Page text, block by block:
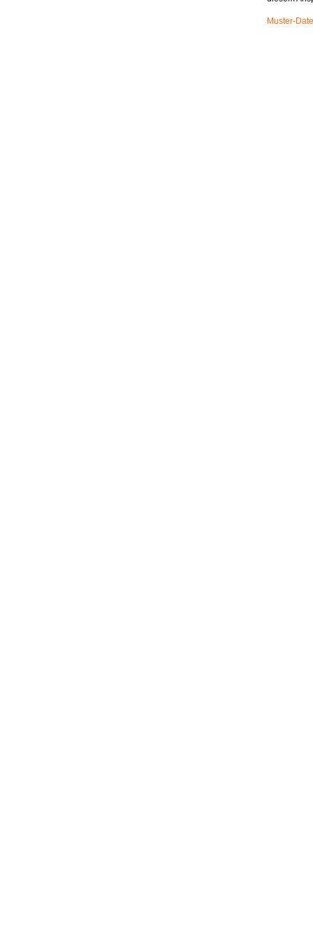
Muster-